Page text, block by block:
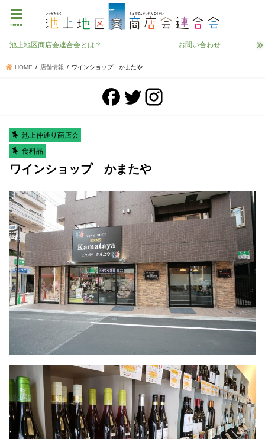
menu
池上地区商店会連合会とは？ お問い合わせ
HOME 店舗情報 ワインショップ かまたや
池上仲通り商店会
食料品
ワインショップ かまたや